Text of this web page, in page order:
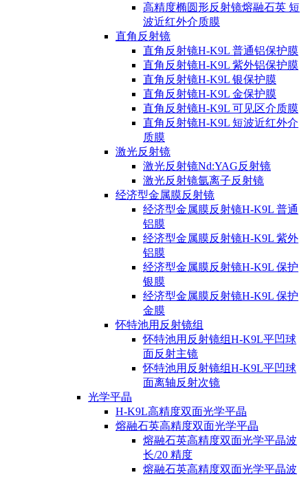
高精度椭圆形反射镜熔融石英 短
波近红外介质膜
直角反射镜
直角反射镜H-K9L 普通铝保护膜
直角反射镜H-K9L 紫外铝保护膜
直角反射镜H-K9L 银保护膜
直角反射镜H-K9L 金保护膜
直角反射镜H-K9L 可见区介质膜
直角反射镜H-K9L 短波近红外介
质膜
激光反射镜
激光反射镜Nd:YAG反射镜
激光反射镜氩离子反射镜
经济型金属膜反射镜
经济型金属膜反射镜H-K9L 普通
铝膜
经济型金属膜反射镜H-K9L 紫外
铝膜
经济型金属膜反射镜H-K9L 保护
银膜
经济型金属膜反射镜H-K9L 保护
金膜
怀特池用反射镜组
怀特池用反射镜组H-K9L平凹球
面反射主镜
怀特池用反射镜组H-K9L平凹球
面离轴反射次镜
光学平晶
H-K9L高精度双面光学平晶
熔融石英高精度双面光学平晶
熔融石英高精度双面光学平晶波
长/20 精度
熔融石英高精度双面光学平晶波